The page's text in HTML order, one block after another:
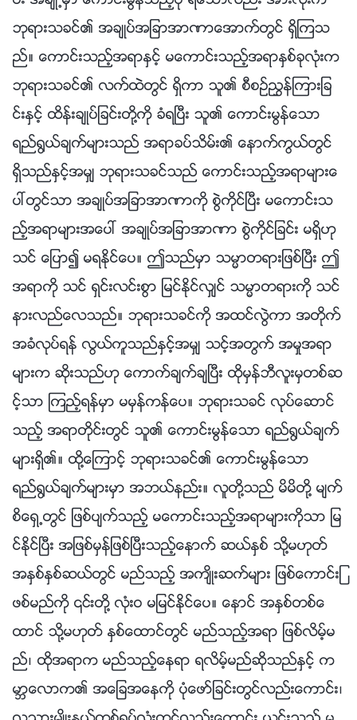
ဘုရားသခင္၏ အခ်ဳပ္အျခာအာဏာေအာက္တြင္ ရွိၾကသ
ည္။ ေကာင္းသည့္အရာႏွင့္ မေကာင္းသည့္အရာႏွစ္ခုလုံးက
ဘုရားသခင္၏ လက္ထဲတြင္ ရွိကာ သူ၏ စီစဥ္ၫႊန္ၾကားျခ
င္းႏွင့္ ထိန္းခ်ဳပ္ျခင္းတို႔ကို ခံရၿပီး သူ၏ ေကာင္းမြန္ေသာ
ရည္႐ြယ္ခ်က္မ်ားသည္ အရာခပ္သိမ္း၏ ေနာက္ကြယ္တြင္
ရွိသည္ႏွင့္အမွ် ဘုရားသခင္သည္ ေကာင္းသည့္အရာမ်ားေ
ပၚတြင္သာ အခ်ဳပ္အျခာအာဏာကို စြဲကိုင္ၿပီး မေကာင္းသ
ည့္အရာမ်ားအေပၚ အခ်ဳပ္အျခာအာဏာ စြဲကိုင္ျခင္း မရွိဟု
သင္ ေျပာ၍ မရႏိုင္ေပ။ ဤသည္မွာ သမၼာတရားျဖစ္ၿပီး ဤ
အရာကို သင္ ရွင္းလင္းစြာ ျမင္ႏိုင္လွ်င္ သမၼာတရားကို သင္
နားလည္ေလသည္။ ဘုရားသခင္ကို အထင္လြဲကာ အတိုက္
အခံလုပ္ရန္ လြယ္ကူသည္ႏွင့္အမွ် သင့္အတြက္ အမႈအရာ
မ်ားက ဆိုးသည္ဟု ေကာက္ခ်က္ခ်ၿပီး ထိုမွန္ဘီလူးမွတစ္ဆ
င့္သာ ၾကည့္ရန္မွာ မမွန္ကန္ေပ။ ဘုရားသခင္ လုပ္ေဆာင္
သည့္ အရာတိုင္းတြင္ သူ၏ ေကာင္းမြန္ေသာ ရည္႐ြယ္ခ်က္
မ်ားရွိ၏။ ထို႔ေၾကာင့္ ဘုရားသခင္၏ ေကာင္းမြန္ေသာ
ရည္႐ြယ္ခ်က္မ်ားမွာ အဘယ္နည္း။ လူတို႔သည္ မိမိတို႔ မ်က္
စိေရွ႕တြင္ ျဖစ္ပ်က္သည့္ မေကာင္းသည့္အရာမ်ားကိုသာ ျမ
င္ႏိုင္ၿပီး အျဖစ္မွန္ျဖစ္ၿပီးသည့္ေနာက္ ဆယ္ႏွစ္ သို႔မဟုတ္
အႏွစ္ႏွစ္ဆယ္တြင္ မည္သည့္ အက်ိဳးဆက္မ်ား ျဖစ္ေကာင္းျ
ဖစ္မည္ကို ၎တို႔ လုံးဝ မျမင္ႏိုင္ေပ။ ေနာင္ အႏွစ္တစ္ေ
ထာင္ သို႔မဟုတ္ ႏွစ္ေထာင္တြင္ မည္သည့္အရာ ျဖစ္လိမ့္မ
ည္၊ ထိုအရာက မည္သည့္ေနရာ ရလိမ့္မည္ဆိုသည္ႏွင့္ က
မာၻေလာက၏ အေျခအေနကို ပုံေဖာ္ျခင္းတြင္လည္းေကာင္း၊